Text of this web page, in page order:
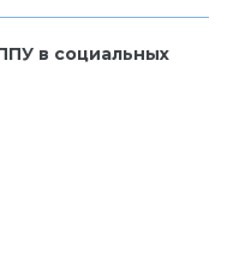
в социальных